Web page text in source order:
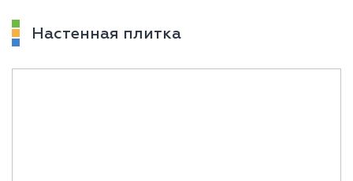
Настенная плитка